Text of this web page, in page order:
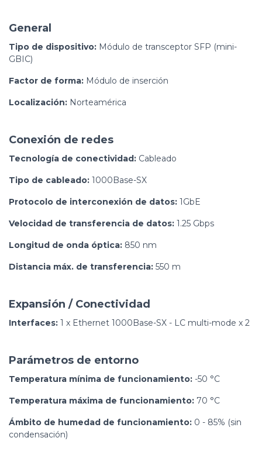
General
Tipo de dispositivo: Módulo de transceptor SFP (mini-
GBIC)
Factor de forma: Módulo de inserción
Localización: Norteamérica
Conexión de redes
Tecnología de conectividad: Cableado
Tipo de cableado: 1000Base-SX
Protocolo de interconexión de datos: 1GbE
Velocidad de transferencia de datos: 1.25 Gbps
Longitud de onda óptica: 850 nm
Distancia máx. de transferencia: 550 m
Expansión / Conectividad
Interfaces: 1 x Ethernet 1000Base-SX - LC multi-mode x 2
Parámetros de entorno
Temperatura mínima de funcionamiento: -50 °C
Temperatura máxima de funcionamiento: 70 °C
Ámbito de humedad de funcionamiento: 0 - 85% (sin
condensación)